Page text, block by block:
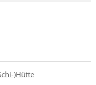
)Hütte